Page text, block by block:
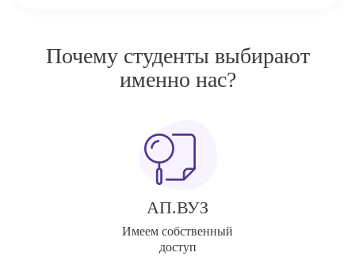
Почему студенты выбирают
именно нас?
АП.ВУЗ
Имеем собственный
доступ